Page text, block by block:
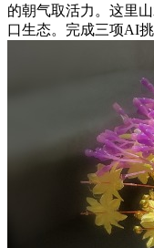
的朝气取活力。这里
口生态。完成三项AI挑